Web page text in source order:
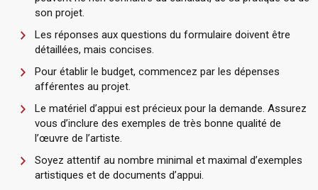
son projet.
Les réponses aux questions du formulaire doivent être
détaillées, mais concises.
Pour établir le budget, commencez par les dépenses
afférentes au projet.
Le matériel d’appui est précieux pour la demande. Assurez
vous d’inclure des exemples de très bonne qualité de
l’œuvre de l’artiste.
Soyez attentif au nombre minimal et maximal d’exemples
artistiques et de documents d’appui.